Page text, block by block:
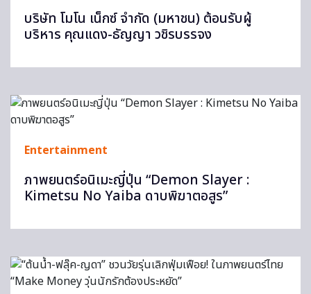
บริษัท โมโน เน็กซ์ จำกัด (มหาชน) ต้อนรับผู้
บริหาร คุณแดง-ธัญญา วชิรบรรจง
Entertainment
ภาพยนตร์อนิเมะญี่ปุ่น “Demon Slayer :
Kimetsu No Yaiba ดาบพิฆาตอสูร”